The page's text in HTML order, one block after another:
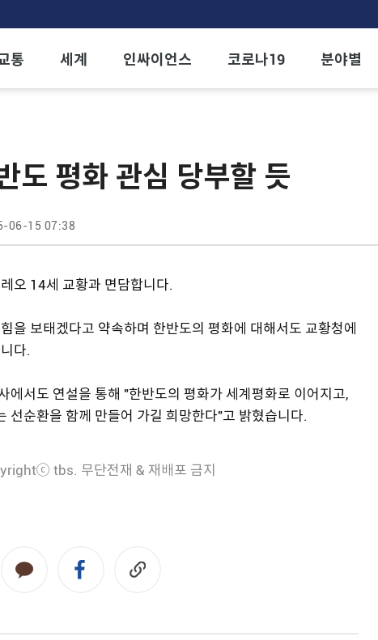
통 세계 인싸이언스 코로나19 분야별
도 평화 관심 당부할 듯
06-15 07:38
오 14세 교황과 면담합니다.
을 보태겠다고 약속하며 한반도의 평화에 대해서도 교황청에
다.
에서도 연설을 통해 "한반도의 평화가 세계평화로 이어지고,
선순환을 함께 만들어 가길 희망한다"고 밝혔습니다.
tbs. 무단전재 & 재배포 금지